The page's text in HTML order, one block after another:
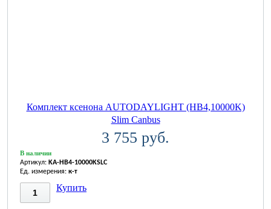
Комплект ксенона AUTODAYLIGHT (HB4,10000K)
Slim Canbus
3 755 руб.
В наличии
Артикул: KA-HB4-10000KSLC
Ед. измерения: к-т
Купить